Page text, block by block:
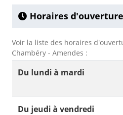
Horaires d'ouverture
Voir la liste des horaires
Chambéry - Amendes :
Du lundi à mardi
Du jeudi à vendredi